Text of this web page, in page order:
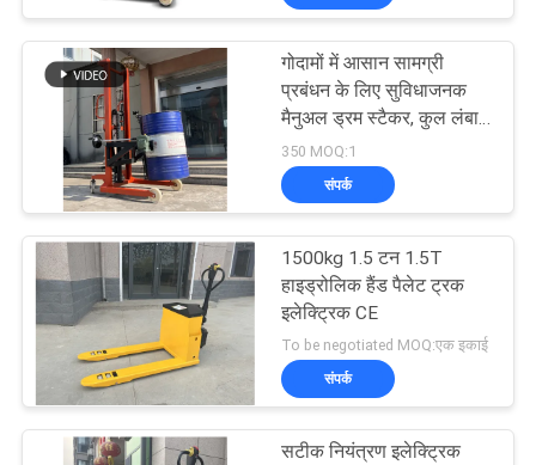
गुणवत्ता
नियंत्रण
संपर्क
करें
समाचार
एक
उद्धरण
पैलेट लिफ्ट स्टेकर
33
मैनुअल पैलेट स्टेकर
11
गोदामों में आसान सामग्री
प्रबंधन के लिए सुविधाजनक
मैनुअल ड्रम स्टैकर, कुल लंबाई
1700 मिमी, कुल ऊंचाई 2150
मिमी
350 MOQ:1
संपर्क
1500kg 1.5 टन 1.5T
हाइड्रोलिक हैंड पैलेट ट्रक
इलेक्ट्रिक CE
To be negotiated MOQ:एक इकाई
संपर्क
सटीक नियंत्रण इलेक्ट्रिक